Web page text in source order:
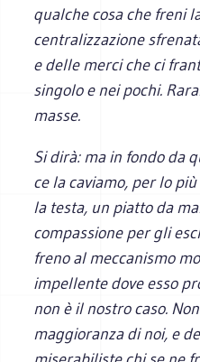
qualche cosa che freni
centralizzazione
e delle merci che ci
singolo e nei pochi.
masse.
Si dirà: ma in fondo da
ce la caviamo, per lo
la testa, un piatto da
compassione per gli
freno al meccanismo
impellente dove esso
non è il nostro caso.
maggioranza di noi, e